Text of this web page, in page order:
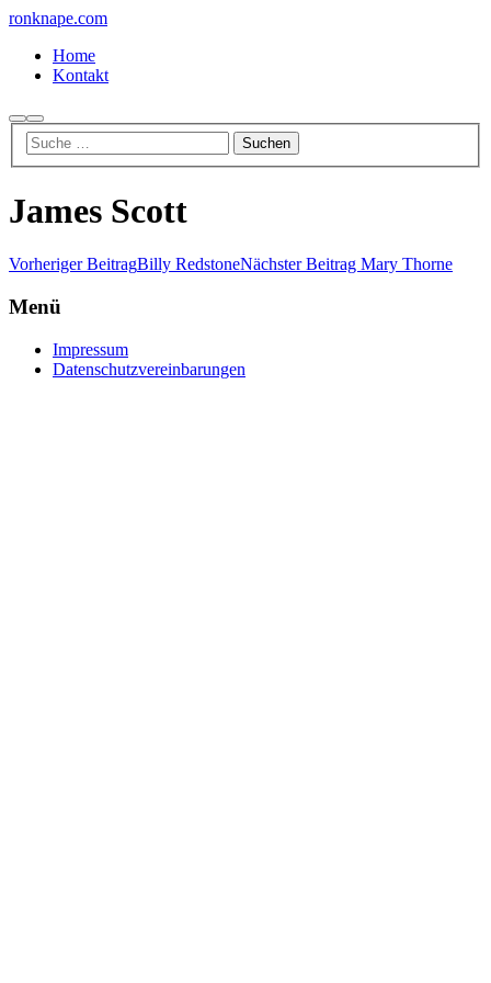
ronknape.com
Home
Kontakt
Suchen
Hauptmenü
James Scott
Vorheriger BeitragBilly RedstoneNächster Beitrag Mary Thorne
Menü
Impressum
Datenschutzvereinbarungen